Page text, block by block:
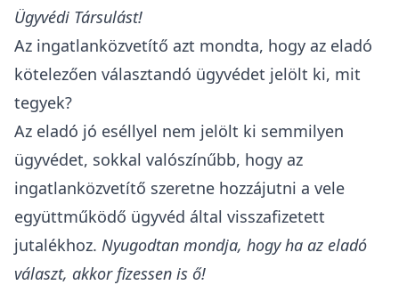
Ügyvédi Társulást!
Az ingatlanközvetítő azt mondta, hogy az eladó
kötelezően választandó ügyvédet jelölt ki, mit
tegyek?
Az eladó jó eséllyel nem jelölt ki semmilyen
ügyvédet, sokkal valószínűbb, hogy az
ingatlanközvetítő szeretne hozzájutni a vele
együttműködő ügyvéd által visszafizetett
jutalékhoz. Nyugodtan mondja, hogy ha az eladó
választ, akkor fizessen is ő!